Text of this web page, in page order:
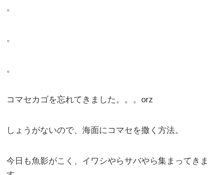
。
。
。
コマセカゴを忘れてきました。。。orz
しょうがないので、海面にコマセを撒く方法。
今日も魚影がこく、イワシやらサバやら集まってきま